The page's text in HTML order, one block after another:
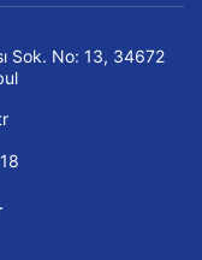
Sok. No: 13, 34672